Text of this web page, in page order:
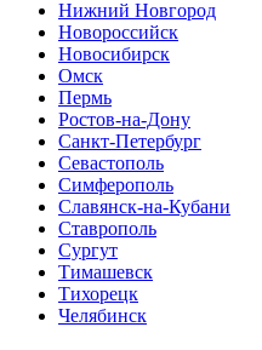
Нижний Новгород
Новороссийск
Новосибирск
Омск
Пермь
Ростов-на-Дону
Санкт-Петербург
Севастополь
Симферополь
Славянск-на-Кубани
Ставрополь
Сургут
Тимашевск
Тихорецк
Челябинск